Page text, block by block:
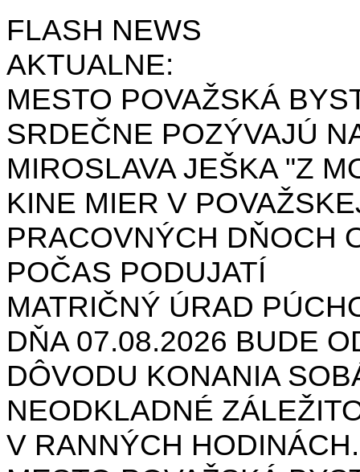
FLASH NEWS
AKTUALNE:
MESTO POVAŽSKÁ
SRDEČNE POZÝVAJÚ
MIROSLAVA JEŠKA "Z
KINE MIER V
PRACOVNÝCH DŇOCH
POČAS PODUJATÍ
MATRIČNÝ ÚRAD
DŇA 07.08.2026 BUDE
DÔVODU KONANIA
NEODKLADNÉ
V RANNÝCH